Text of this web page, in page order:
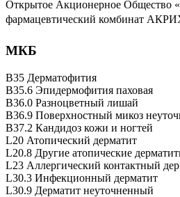
Открытое Акционерное Общество
фармацевтический комбинат
МКБ
B35 Дерматофития
B35.6 Эпидермофития паховая
B36.0 Разноцветный лишай
B36.9 Поверхностный микоз
B37.2 Кандидоз кожи и ногтей
L20 Атопический дерматит
L20.8 Другие атопические
L23 Аллергический контактный
L30.3 Инфекционный дерматит
L30.9 Дерматит неуточненный